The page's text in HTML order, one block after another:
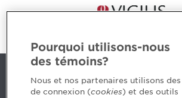
Nous joindre
Pourquoi utilisons-nous
des témoins?
Nous et nos partenaires utilisons
de connexion (cookies) et des outils